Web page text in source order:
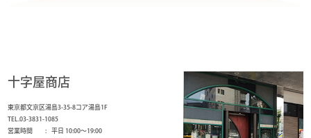
十字屋商店
東京都文京区湯島3-35-8コア湯島1F
TEL.03-3831-1085
営業時間
平日 10:00～19:00